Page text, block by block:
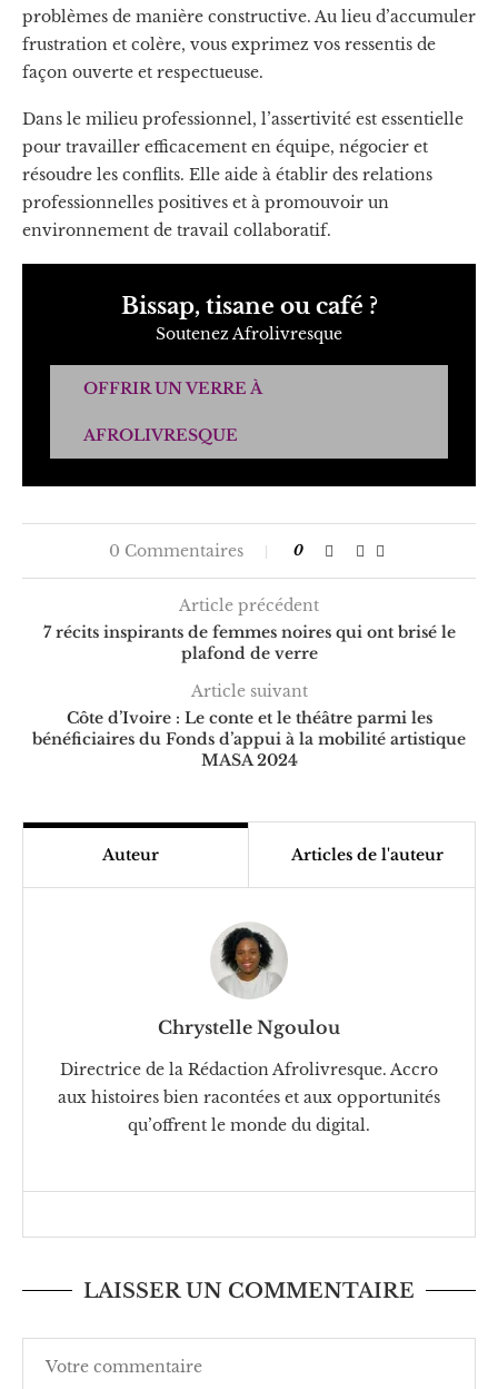
problèmes de manière constructive. Au lieu d’accumuler
frustration et colère, vous exprimez vos ressentis de
façon ouverte et respectueuse.
Dans le milieu professionnel, l’assertivité est essentielle
pour travailler efficacement en équipe, négocier et
résoudre les conflits. Elle aide à établir des relations
professionnelles positives et à promouvoir un
environnement de travail collaboratif.
Bissap, tisane ou café ?
Soutenez Afrolivresque
OFFRIR UN VERRE À
AFROLIVRESQUE
0 Commentaires 0
Article précédent
7 récits inspirants de femmes noires qui ont brisé le
plafond de verre
Article suivant
Côte d’Ivoire : Le conte et le théâtre parmi les
bénéficiaires du Fonds d’appui à la mobilité artistique
MASA 2024
Auteur Articles de l'auteur
Chrystelle Ngoulou
Directrice de la Rédaction Afrolivresque. Accro
aux histoires bien racontées et aux opportunités
qu’offrent le monde du digital.
LAISSER UN COMMENTAIRE